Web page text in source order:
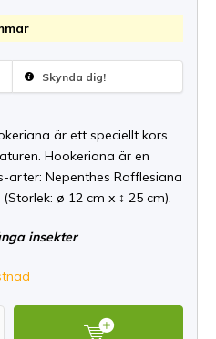
Skynda dig!
är ett speciellt kors
Hookeriana är en
arter: Nepenthes Rafflesiana
ø 12 cm x ↕ 25 cm).
insekter